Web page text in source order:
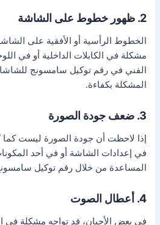
2. ظهور خطوط على الشاشة
الخطوط الرأسية أو الأفقية على
مشكلة في الكابلات الداخلية أو في
الفني في رقم توكيل سامسونج
المشكلة بكفاءة.
3. ضعف جودة الصورة
إذا لاحظت أن جودة الصورة ليست كما
في إعدادات الشاشة أو في أحد
المساعدة من خلال رقم توكيل
4. أعطال الصوت
في بعض الأحيان، قد تواجه مشكلة في